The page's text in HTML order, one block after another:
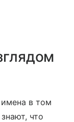
в том
что